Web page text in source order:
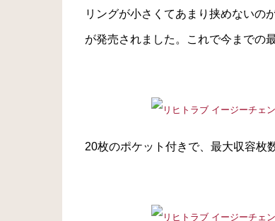
リングが小さくてあまり挟めないの
が発売されました。これで今までの
20枚のポケット付きで、最大収容枚